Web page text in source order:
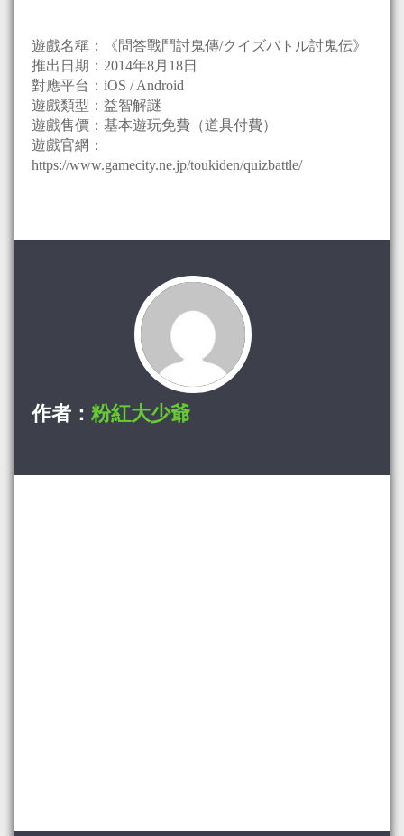
遊戲名稱：《問答戰鬥討鬼傳/クイズバトル討鬼伝》
推出日期：2014年8月18日
對應平台：iOS / Android
遊戲類型：益智解謎
遊戲售價：基本遊玩免費（道具付費）
遊戲官網：
https://www.gamecity.ne.jp/toukiden/quizbattle/
作者： 粉紅大少爺